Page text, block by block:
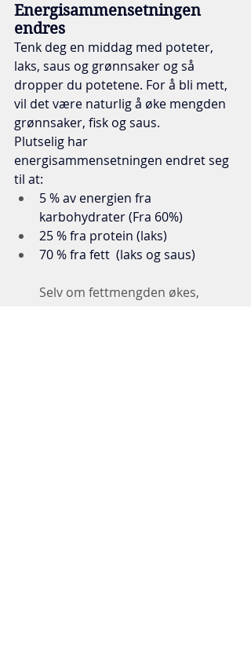
Energisammensetningen
endres
Tenk deg en middag med poteter,
laks, saus og grønnsaker og så
dropper du potetene. For å bli mett,
vil det være naturlig å øke mengden
grønnsaker, fisk og saus.
Plutselig har
energisammensetningen endret seg
til at:
5 % av energien fra
karbohydrater (Fra 60%)
25 % fra protein (laks)
70 % fra fett  (laks og saus)
Selv om fettmengden økes,